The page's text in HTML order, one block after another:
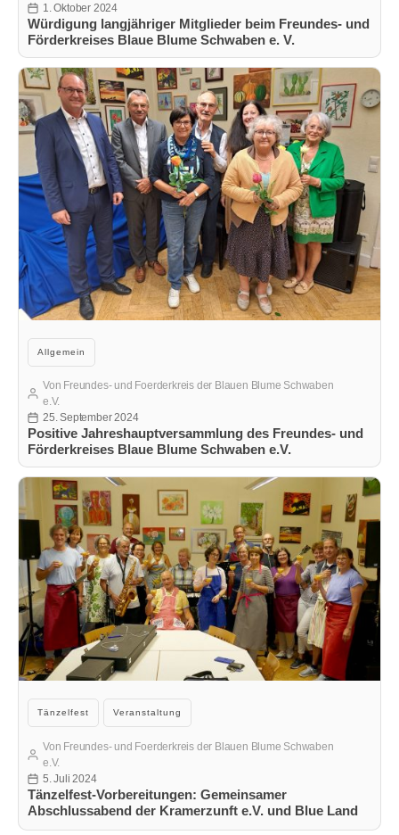
Würdigung langjähriger Mitglieder beim Freundes- und
Förderkreises Blaue Blume Schwaben e. V.
Veröffentlichungsdatum
1. Oktober 2024
Kategorien
Allgemein
Positive Jahreshauptversammlung des Freundes- und
Förderkreises Blaue Blume Schwaben e.V.
Beitragsautor
Von Freundes- und Foerderkreis der Blauen Blume Schwaben
e.V.
Veröffentlichungsdatum
25. September 2024
Kategorien
Tänzelfest Veranstaltung
Tänzelfest-Vorbereitungen: Gemeinsamer
Abschlussabend der Kramerzunft e.V. und Blue Land
Band im Haus der Blauen Blume
Beitragsautor
Von Freundes- und Foerderkreis der Blauen Blume Schwaben
e.V.
Veröffentlichungsdatum
5. Juli 2024